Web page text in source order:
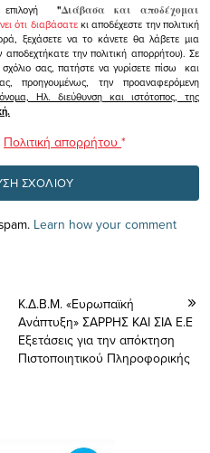
"Διάβασα και αποδέχομαι
ότι διαβάσατεκι αποδέχεστε την πολιτική
ξεχάσετε να το κάνετε θα λάβετε μια
την πολιτική απορρήτου). Σε
σας, πατήστε να γυρίσετε πίσω και
προηγουμένως, την προαναφερόμενη
Ηλ. διεύθυνση και ιστότοπος, της
Πολιτική απορρήτου *
Learn how your comment
Κ.Δ.Β.Μ. «Ευρωπαϊκή
Ανάπτυξη» ΣΑΡΡΗΣ ΚΑΙ ΣΙΑ Ε.Ε
Εξετάσεις για την απόκτηση
Πιστοποιητικού Πληροφορικής